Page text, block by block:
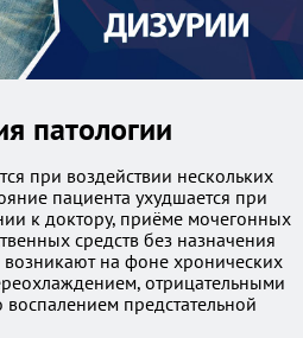
патологии
при воздействии нескольких
пациента ухудшается при
к доктору, приёме мочегонных
средств без назначения
на фоне хронических
отрицательными
предстательной